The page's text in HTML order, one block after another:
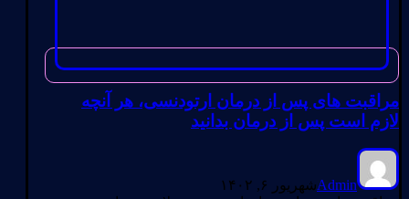
مراقبت های پس از درمان ارتودنسی، هر آنچه
لازم است پس از درمان بدانید
Adminشهریور ۶, ۱۴۰۲